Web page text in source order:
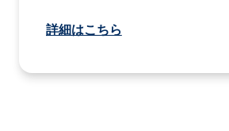
詳細はこちら